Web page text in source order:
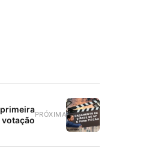
PRÓXIMA
votação